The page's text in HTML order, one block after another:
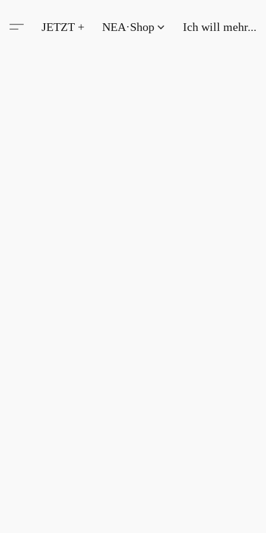
JETZT + NEA·Shop Ich will mehr...